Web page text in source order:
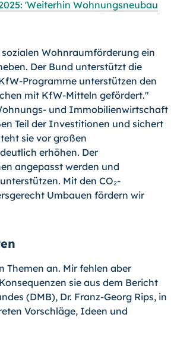
'Weiterhin Wohnungsneubau
Wohnraumförderung ein
Der Bund unterstützt die
Programme unterstützen den
mit KfW-Mitteln gefördert."
und Immobilienwirtschaft
Teil der Investitionen und sichert
sie vor großen
erhöhen. Der
angepasst werden und
Mit den CO₂-
Umbauen fördern wir
Themen an. Mir fehlen aber
sie aus dem Bericht
(DMB), Dr. Franz-Georg Rips, in
Vorschläge, Ideen und